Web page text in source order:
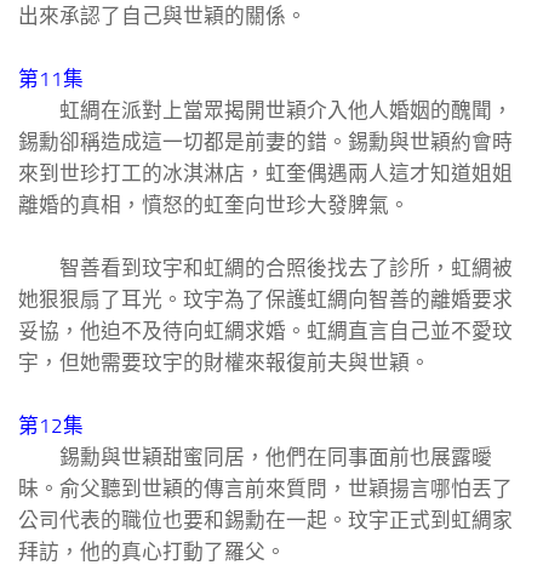
出來承認了自己與世穎的關係。
第11集
虹綢在派對上當眾揭開世穎介入他人婚姻的醜聞，
錫勳卻稱造成這一切都是前妻的錯。錫勳與世穎約會時
來到世珍打工的冰淇淋店，虹奎偶遇兩人這才知道姐姐
離婚的真相，憤怒的虹奎向世珍大發脾氣。
智善看到玟宇和虹綢的合照後找去了診所，虹綢被
她狠狠扇了耳光。玟宇為了保護虹綢向智善的離婚要求
妥協，他迫不及待向虹綢求婚。虹綢直言自己並不愛玟
宇，但她需要玟宇的財權來報復前夫與世穎。
第12集
錫勳與世穎甜蜜同居，他們在同事面前也展露曖
昧。俞父聽到世穎的傳言前來質問，世穎揚言哪怕丟了
公司代表的職位也要和錫勳在一起。玟宇正式到虹綢家
拜訪，他的真心打動了羅父。